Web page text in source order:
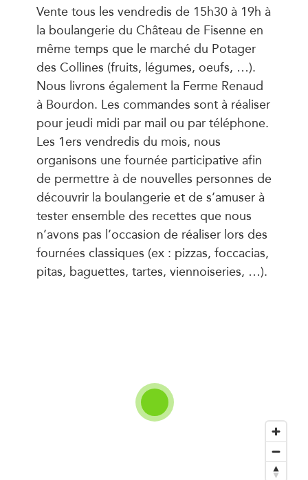
Vente tous les vendredis de 15h30 à 19h à
la boulangerie du Château de Fisenne en
même temps que le marché du Potager
des Collines (fruits, légumes, oeufs, …).
Nous livrons également la Ferme Renaud
à Bourdon. Les commandes sont à réaliser
pour jeudi midi par mail ou par téléphone.
Les 1ers vendredis du mois, nous
organisons une fournée participative afin
de permettre à de nouvelles personnes de
découvrir la boulangerie et de s’amuser à
tester ensemble des recettes que nous
n’avons pas l’occasion de réaliser lors des
fournées classiques (ex : pizzas, foccacias,
pitas, baguettes, tartes, viennoiseries, …).